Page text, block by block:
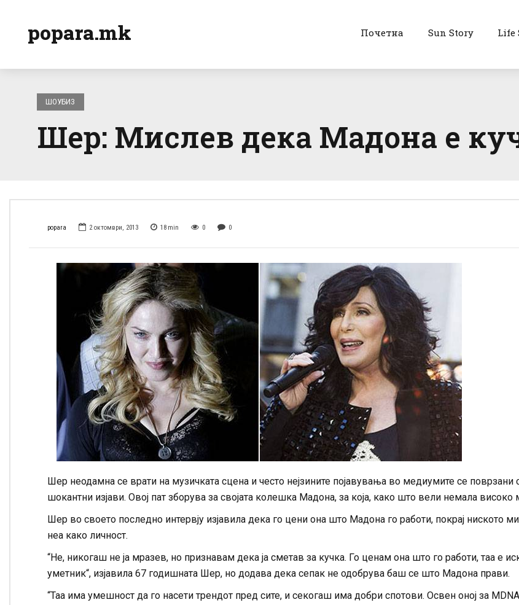
popara.mk Почетна Sun Story Life
ШОУБИЗ
Шер: Мислев дека Мадона е
popara 2 октомври, 2013 18 min 0 0
Шер неодамна се врати на музичката сцена и често нејзините појавувања во медиумите се поврзани
шокантни изјави. Овој пат зборува за својата колешка Мадона, за која, како што вели немала
Шер во своето последно интервју изјавила дека го цени она што Мадона го работи, покрај ниското
неа како личност.
“Не, никогаш не ја мразев, но признавам дека ја сметав за кучка. Го ценам она што го работи, таа е
уметник“, изјавила 67 годишната Шер, но додава дека сепак не одобрува баш се што Мадона прави.
“Таа има умешност да го насети трендот пред сите, и секогаш има добри спотови. Освен оној за MDNA